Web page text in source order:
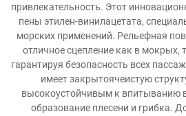
привлекательность. Этот
пены этилен-винилацетата,
морских применений. Рельефная
отличное сцепление как в мокрых,
гарантируя безопасность всех
имеет закрытоячеистую
высокоустойчивым к впитыванию
образование плесени и грибка.